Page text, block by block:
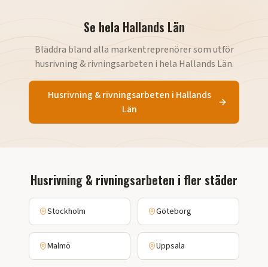
Se hela Hallands Län
Bläddra bland alla markentreprenörer som utför
husrivning & rivningsarbeten i hela Hallands Län.
Husrivning & rivningsarbeten i Hallands
Län
Husrivning & rivningsarbeten i fler städer
Stockholm Göteborg
Malmö Uppsala